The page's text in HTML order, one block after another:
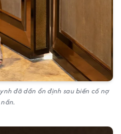
đã dần ổn định sau biến cố nợ
nần.